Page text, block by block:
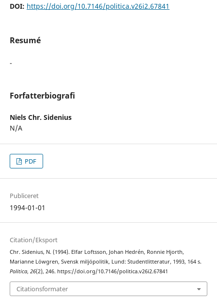
DOI: https://doi.org/10.7146/politica.v26i2.67841
Resumé
-
Forfatterbiografi
Niels Chr. Sidenius
N/A
PDF
Publiceret
1994-01-01
Citation/Eksport
Chr. Sidenius, N. (1994). Elfar Loftsson, Johan Hedrén, Ronnie Hjorth,
Marianne Löwgren, Svensk miljöpolitik, Lund: Studentlitteratur, 1993, 164 s.
Politica, 26(2), 246. https://doi.org/10.7146/politica.v26i2.67841
Citationsformater